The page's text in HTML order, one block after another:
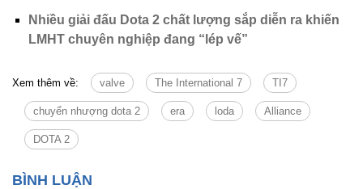
Nhiều giải đấu Dota 2 chất lượng sắp diễn ra khiến
LMHT chuyên nghiệp đang “lép vế”
Xem thêm về: valve The International 7 TI7
chuyển nhượng dota 2 era loda Alliance
DOTA 2